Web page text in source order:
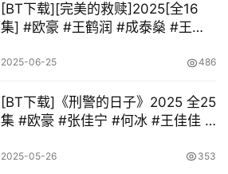
[BT下载][完美的救赎]2025[全16
集] #欧豪 #王鹤润 #成泰燊 #王挺
2025-06-25 486
[BT下载]《刑警的日子》2025 全25
集 #欧豪 #张佳宁 #何冰 #王佳佳 #
2025-05-26 353